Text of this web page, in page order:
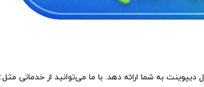
به شما ارائه دهد. با ما می‌توانید از خدماتی مثل: